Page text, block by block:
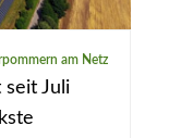
am Netz
Juli